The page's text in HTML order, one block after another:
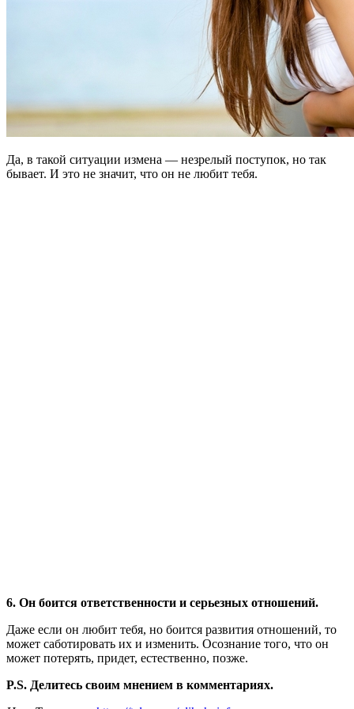
Да, в такой ситуации измена — незрелый поступок, но так
бывает. И это не значит, что он не любит тебя.
6. Он боится ответственности и серьезных отношений.
Даже если он любит тебя, но боится развития отношений, то
может саботировать их и изменить. Осознание того, что он
может потерять, придет, естественно, позже.
P.S. Делитесь своим мнением в комментариях.